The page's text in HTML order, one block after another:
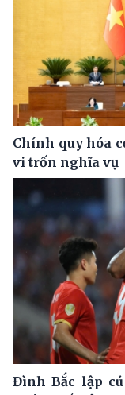
Chính quy hóa
vi trốn nghĩa vụ
Đình Bắc lập